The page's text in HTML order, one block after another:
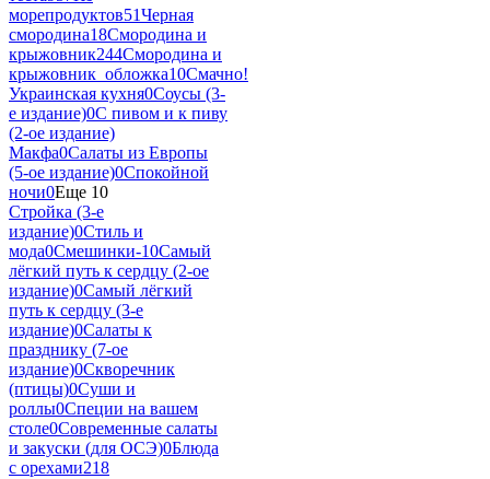
морепродуктов51Черная
смородина18Смородина и
крыжовник244Смородина и
крыжовник_обложка10Смачно!
Украинская кухня0Соусы (3-
е издание)0С пивом и к пиву
(2-ое издание)
Макфа0Салаты из Европы
(5-ое издание)0Спокойной
ночи0Еще 10
Стройка (3-е
издание)0Стиль и
мода0Смешинки-10Самый
лёгкий путь к сердцу (2-ое
издание)0Самый лёгкий
путь к сердцу (3-е
издание)0Салаты к
празднику (7-ое
издание)0Скворечник
(птицы)0Суши и
роллы0Специи на вашем
столе0Современные салаты
и закуски (для ОСЭ)0Блюда
с орехами218